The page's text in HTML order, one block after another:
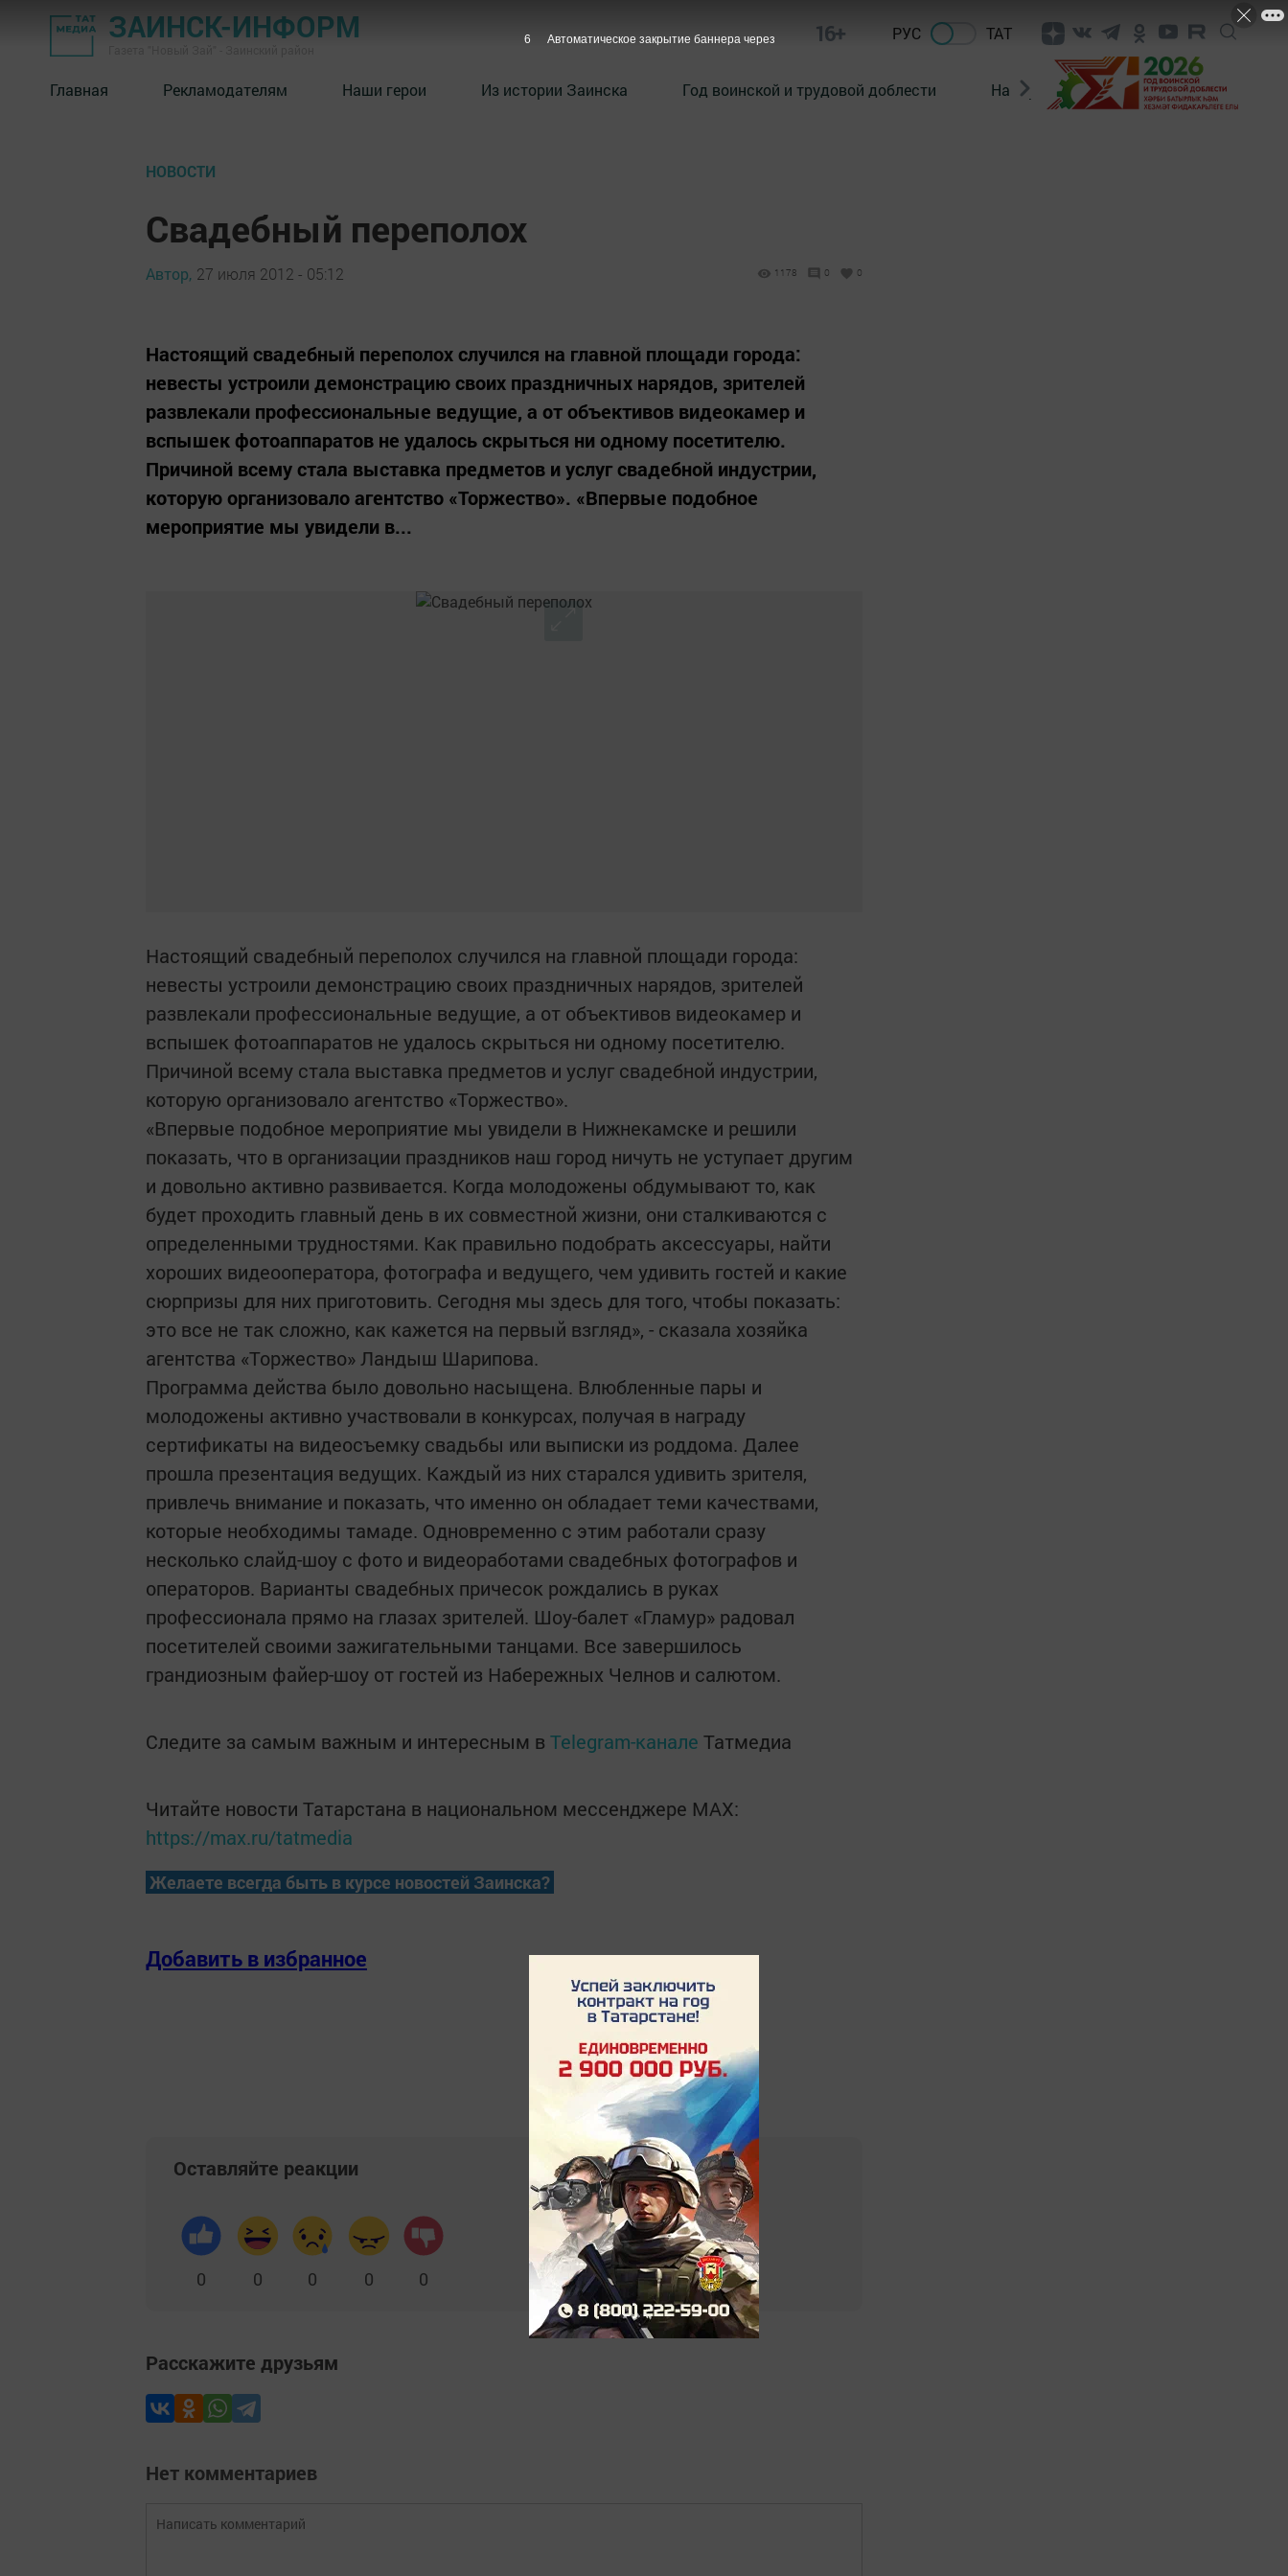
ЗАИНСК-ИНФОРМ 16+ РУС ТАТ
Главная Рекламодателям Наши герои Из истории Заинска Год воинской и трудовой доблести Нацпроекты Поколение будущего
НОВОСТИ
Свадебный переполох
Автор, 27 июля 2012 - 05:12 1178 0 0
Настоящий свадебный переполох случился на главной площади города:
невесты устроили демонстрацию своих праздничных нарядов, зрителей
развлекали профессиональные ведущие, а от объективов видеокамер и
вспышек фотоаппаратов не удалось скрыться ни одному посетителю.
Причиной всему стала выставка предметов и услуг свадебной индустрии,
которую организовало агентство «Торжество». «Впервые подобное
мероприятие мы увидели в...
Настоящий свадебный переполох случился на главной площади города:
невесты устроили демонстрацию своих праздничных нарядов, зрителей
развлекали профессиональные ведущие, а от объективов видеокамер и
вспышек фотоаппаратов не удалось скрыться ни одному посетителю.
Причиной всему стала выставка предметов и услуг свадебной индустрии,
которую организовало агентство «Торжество».
«Впервые подобное мероприятие мы увидели в Нижнекамске и решили
показать, что в организации праздников наш город ничуть не уступает другим
и довольно активно развивается. Когда молодожены обдумывают то, как
будет проходить главный день в их совместной жизни, они сталкиваются с
определенными трудностями. Как правильно подобрать аксессуары, найти
хороших видеооператора, фотографа и ведущего, чем удивить гостей и какие
сюрпризы для них приготовить. Сегодня мы здесь для того, чтобы показать:
это все не так сложно, как кажется на первый взгляд», - сказала хозяйка
агентства «Торжество» Ландыш Шарипова.
Программа действа было довольно насыщена. Влюбленные пары и
молодожены активно участвовали в конкурсах, получая в награду
сертификаты на видеосъемку свадьбы или выписки из роддома. Далее
прошла презентация ведущих. Каждый из них старался удивить зрителя,
привлечь внимание и показать, что именно он обладает теми качествами,
которые необходимы тамаде. Одновременно с этим работали сразу
несколько слайд-шоу с фото и видеоработами свадебных фотографов и
операторов. Варианты свадебных причесок рождались в руках
профессионала прямо на глазах зрителей. Шоу-балет «Гламур» радовал
посетителей своими зажигательными танцами. Все завершилось
грандиозным файер-шоу от гостей из Набережных Челнов и салютом.
Следите за самым важным и интересным в Telegram-канале Татмедиа
Читайте новости Татарстана в национальном мессенджере MАХ:
https://max.ru/tatmedia
Желаете всегда быть в курсе новостей Заинска?
Добавить в избранное
Оставляйте реакции
0 0 0 0 0
Расскажите друзьям
Нет комментариев
5 Автоматическое закрытие баннера через